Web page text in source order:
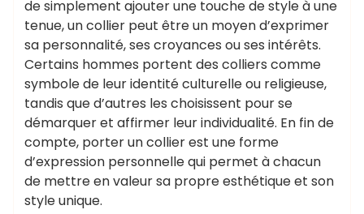
de simplement ajouter une touche de style à une
tenue, un collier peut être un moyen d’exprimer
sa personnalité, ses croyances ou ses intérêts.
Certains hommes portent des colliers comme
symbole de leur identité culturelle ou religieuse,
tandis que d’autres les choisissent pour se
démarquer et affirmer leur individualité. En fin de
compte, porter un collier est une forme
d’expression personnelle qui permet à chacun
de mettre en valeur sa propre esthétique et son
style unique.